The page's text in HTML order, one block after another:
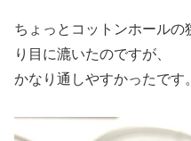
ちょっとコットンホール
り目に漉いたのですが、
かなり通しやすかったです。